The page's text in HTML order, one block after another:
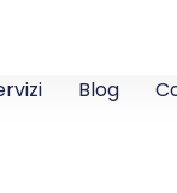
Blog